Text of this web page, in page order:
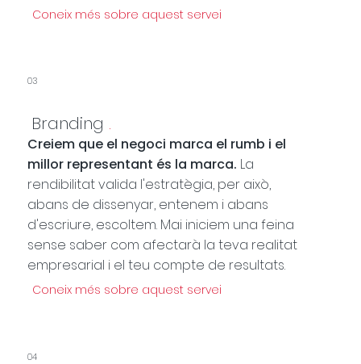
Coneix més sobre aquest servei
03
Branding .
Creiem que el negoci marca el rumb i el
millor representant és la marca. La
rendibilitat valida l'estratègia, per això,
abans de dissenyar, entenem i abans
d'escriure, escoltem. Mai iniciem una feina
sense saber com afectarà la teva realitat
empresarial i el teu compte de resultats.
Coneix més sobre aquest servei
04